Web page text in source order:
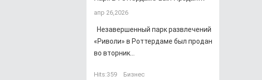
апр 26,2026
Незавершенный парк развлечений
«Риволи» в Роттердаме был продан
во вторник...
Hits:359 Бизнес